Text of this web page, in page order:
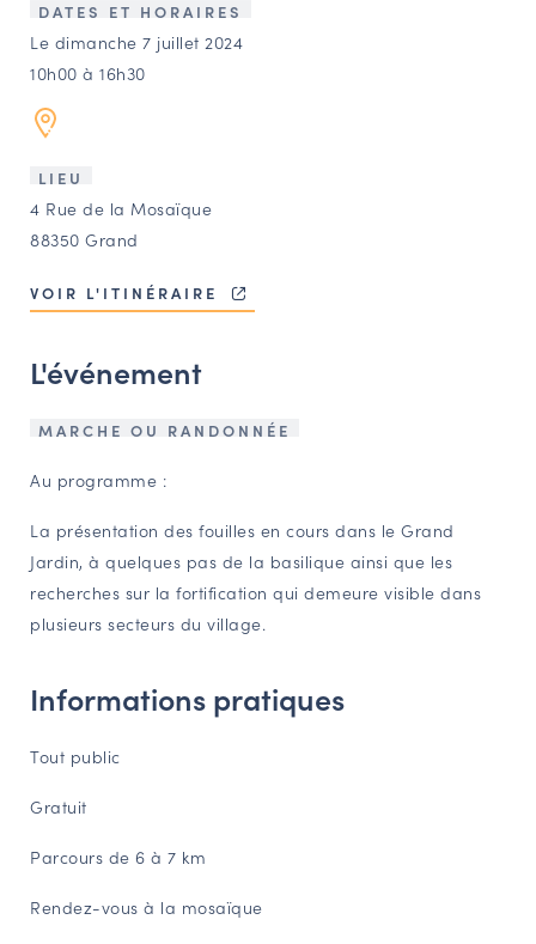
LES ACTIONS PHARES
CONTACT
Agenda
Annuaire
Ressources
BOURSE D’ÉCHANGE
CARTES DES NAUDIN
Espace acteurs
NAVIGATION FILTRÉE « ACTEURS »
Comité d'Histoire Régionale
Amateurs d’histoire et de patrimoine
DATES ET HORAIRES
Le dimanche 7 juillet 2024
10h00 à 16h30
LIEU
4 Rue de la Mosaïque
88350 Grand
VOIR L'ITINÉRAIRE
L'événement
MARCHE OU RANDONNÉE
Au programme :
La présentation des fouilles en cours dans le Grand
Jardin, à quelques pas de la basilique ainsi que les
recherches sur la fortification qui demeure visible dans
plusieurs secteurs du village.
Informations pratiques
Tout public
Gratuit
Parcours de 6 à 7 km
Rendez-vous à la mosaïque